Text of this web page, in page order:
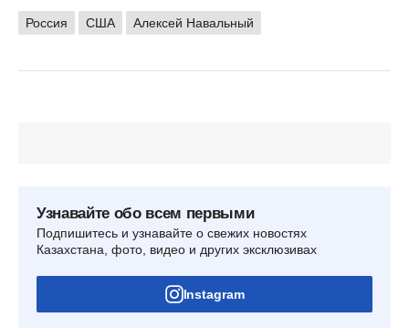
Россия США Алексей Навальный
Узнавайте обо всем первыми
Подпишитесь и узнавайте о свежих новостях
Казахстана, фото, видео и других эксклюзивах
Instagram